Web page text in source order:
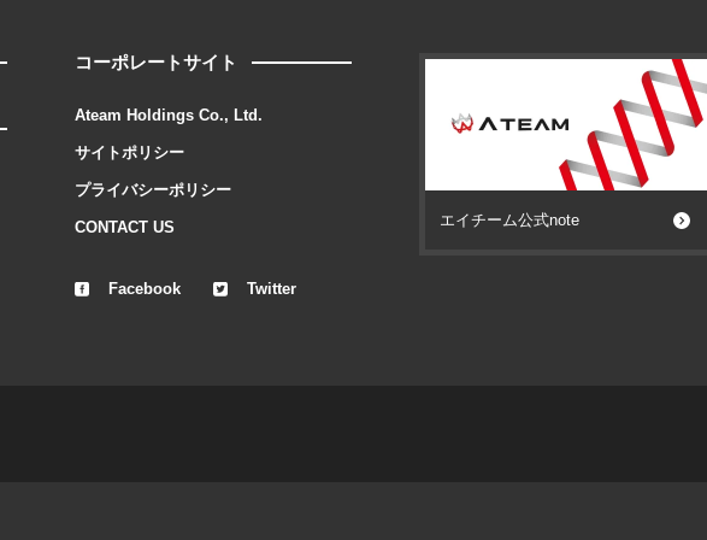
コーポレートサイト
Ateam Holdings Co., Ltd.
サイトポリシー
プライバシーポリシー
CONTACT US
Facebook Twitter
エイチーム公式note